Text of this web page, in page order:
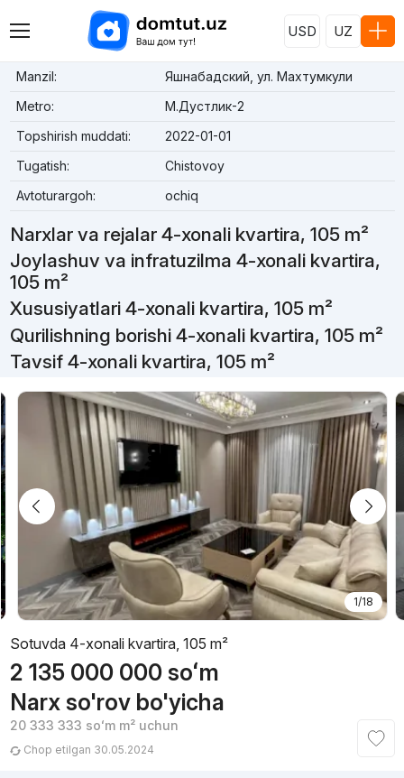
USD UZ
Manzil:
Яшнабадский, ул. Махтумкули
Metro:
М.Дустлик-2
Topshirish muddati:
2022-01-01
Tugatish:
Chistovoy
Avtoturargoh:
ochiq
Narxlar va rejalar 4-xonali kvartira, 105 m²
Joylashuv va infratuzilma 4-xonali kvartira,
105 m²
Xususiyatlari 4-xonali kvartira, 105 m²
Qurilishning borishi 4-xonali kvartira, 105 m²
Tavsif 4-xonali kvartira, 105 m²
1/18
Sotuvda 4-xonali kvartira, 105 m²
2 135 000 000 soʻm
Narx so'rov bo'yicha
20 333 333 soʻmm² uchun
Chop etilgan 30.05.2024